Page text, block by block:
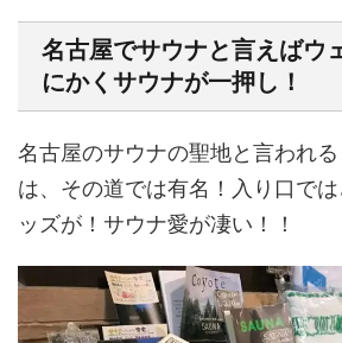
名古屋でサウナと言えばウ
にかくサウナが一押し！
名古屋のサウナの聖地と言われ
は、その道では有名！入り口で
ッズが！サウナ愛が凄い！！